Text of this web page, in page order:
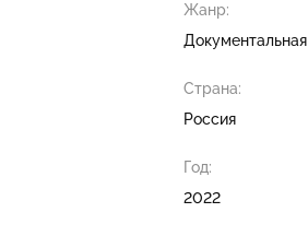
Жанр:
Документальная
Страна:
Россия
Год:
2022